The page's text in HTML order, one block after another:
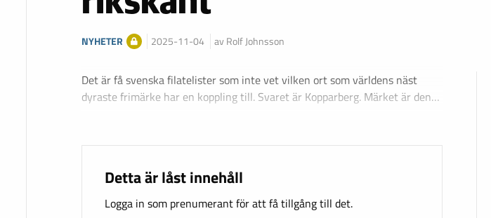
NYHETER 2025-11-04 av Rolf Johnsson
Det är få svenska filatelister som inte vet vilken ort som världens näst
dyraste frimärke har en koppling till. Svaret är Kopparberg. Märket är den…
Detta är låst innehåll
Logga in som prenumerant för att få tillgång till det.